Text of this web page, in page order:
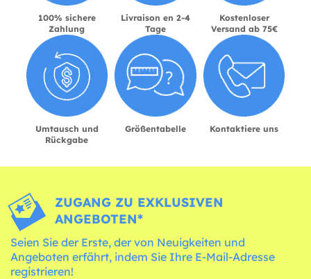
100% sichere
Zahlung
Livraison en 2-4
Tage
Kostenloser
Versand ab 75€
Umtausch und
Rückgabe
Größentabelle Kontaktiere uns
ZUGANG ZU EXKLUSIVEN
ANGEBOTEN*
Seien Sie der Erste, der von Neuigkeiten und
Angeboten erfährt, indem Sie Ihre E-Mail-Adresse
registrieren!